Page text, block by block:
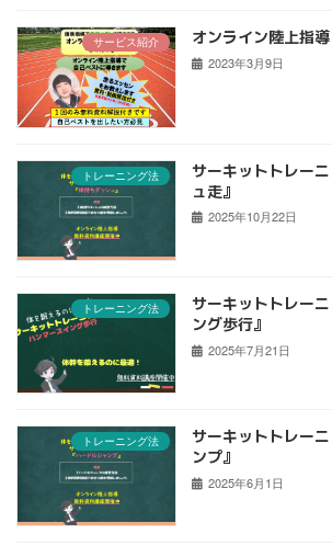
サービス紹介 オンライン陸上指導
2023年3月9日
トレーニング法
サーキットトレー
ュ走』
2025年10月22日
トレーニング法
サーキットトレー
ング歩行』
2025年7月21日
トレーニング法
サーキットトレー
ンプ』
2025年6月1日